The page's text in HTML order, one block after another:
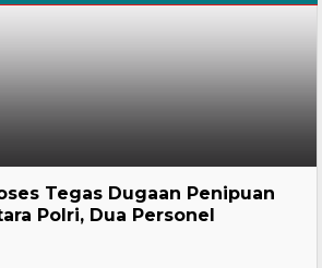
Tegas Dugaan Penipuan
Polri, Dua Personel